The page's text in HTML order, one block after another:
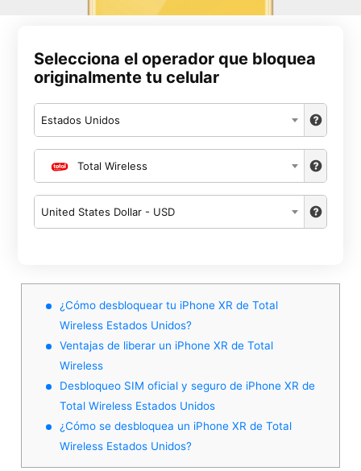
Selecciona el operador que bloquea
originalmente tu celular
Estados Unidos
Total Wireless
United States Dollar - USD
¿Cómo desbloquear tu iPhone XR de Total
Wireless Estados Unidos?
Ventajas de liberar un iPhone XR de Total
Wireless
Desbloqueo SIM oficial y seguro de iPhone XR de
Total Wireless Estados Unidos
¿Cómo se desbloquea un iPhone XR de Total
Wireless Estados Unidos?